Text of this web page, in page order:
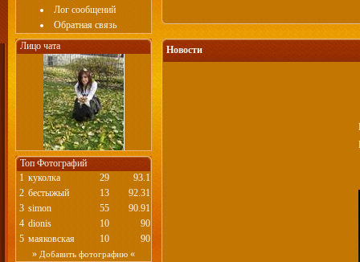
Лог сообщений
Обратная связь
Лицо чата
Топ Фотографий
1 куколка 29
93.1
2 бестыжый 13
92.31
3 simon 55
90.91
4 dionis 10
90
5 маяковская 10
90
» Добавить фотографию «
Новости